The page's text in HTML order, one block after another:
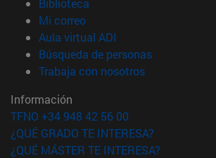
Mi correo(abre en nueva ventana)
Aula virtual ADI
Búsqueda de personas(abre en
Trabaja con nosotros(abre en
Información
TFNO +34 948 42 56 00
¿QUÉ GRADO TE INTERESA?
¿QUÉ MÁSTER TE INTERESA?